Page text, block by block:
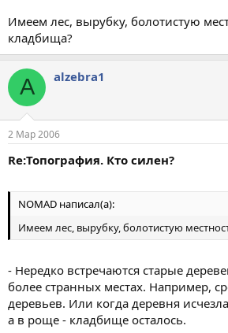
- Луг, обозначается вполне различимым
Имеем лес, вырубку, болотистую
кладбища?
A alzebra1
2 Мар 2006
Re:Топография. Кто силен?
NOMAD написал(а):
Имеем лес, вырубку, болотистую
- Нередко встречаются старые
более странных местах. Например,
деревьев. Или когда деревня
а в роще - кладбище осталось.